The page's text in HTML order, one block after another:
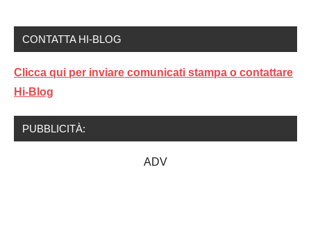
CONTATTA HI-BLOG
Clicca qui per inviare comunicati stampa o contattare
Hi-Blog
PUBBLICITÀ:
ADV